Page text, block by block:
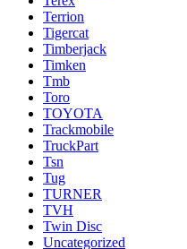
Terrion
Tigercat
Timberjack
Timken
Tmb
Toro
TOYOTA
Trackmobile
TruckPart
Tsn
Tug
TURNER
TVH
Twin Disc
Uncategorized